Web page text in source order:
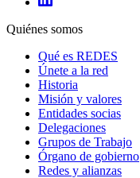
Quiénes somos
Qué es REDES
Únete a la red
Historia
Misión y valores
Entidades socias
Delegaciones
Grupos de Trabajo
Órgano de gobierno
Redes y alianzas